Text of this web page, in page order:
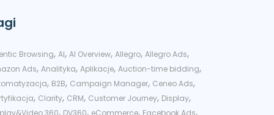
Browsing, AI, AI Overview, Allegro, Allegro Ads,
Ads, Analityka, Aplikacje, Auction-time bidding,
, B2B, Campaign Manager, Ceneo Ads,
, Clarity, CRM, Customer Journey, Display,
360 DV360 eCommerce Facebook Ads